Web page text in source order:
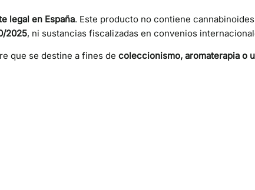
legal en España. Este producto no contiene
2025, ni sustancias fiscalizadas en convenios
que se destine a fines de coleccionismo, aromaterapia o